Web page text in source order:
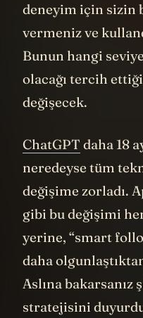
deneyim için sizin
vermeniz ve
Bunun hangi
olacağı tercih
değişecek.
ChatGPT daha 18
neredeyse tüm
değişime zorladı.
gibi bu değişimi
yerine, “smart
daha
Aslına bakarsanız
stratejisini